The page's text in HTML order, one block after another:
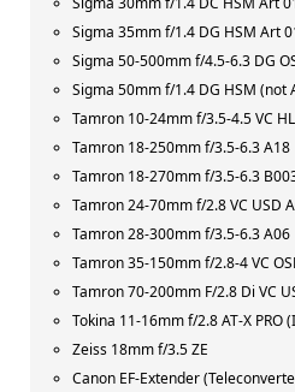
Sigma 35mm f/1.4 DG HSM Art
Sigma 50-500mm f/4.5-6.3 DG
Sigma 50mm f/1.4 DG HSM (not
Tamron 10-24mm f/3.5-4.5 VC
Tamron 18-250mm f/3.5-6.3 A18
Tamron 18-270mm f/3.5-6.3
Tamron 24-70mm f/2.8 VC USD
Tamron 28-300mm f/3.5-6.3 A06
Tamron 35-150mm f/2.8-4 VC
Tamron 70-200mm F/2.8 Di VC
Tokina 11-16mm f/2.8 AT-X PRO
Zeiss 18mm f/3.5 ZE
Canon EF-Extender